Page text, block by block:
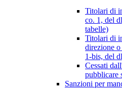
Titolari di
co. 1, del
tabelle)
Titolari di
direzione
1-bis, del
Cessati
pubblicare
Sanzioni per